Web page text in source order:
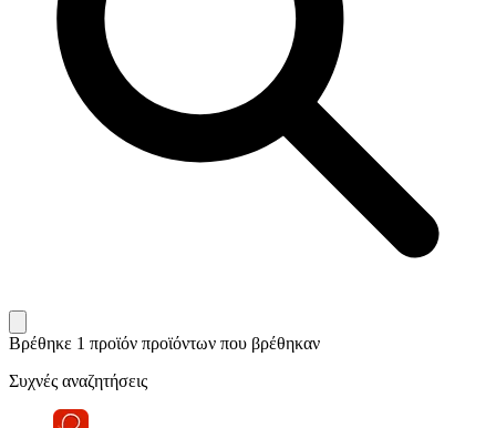
Βρέθηκε 1 προϊόν προϊόντων που βρέθηκαν
Συχνές αναζητήσεις